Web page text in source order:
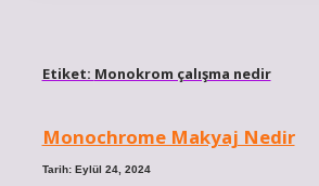
Etiket: Monokrom çalışma nedir
Monochrome Makyaj Nedir
Tarih: Eylül 24, 2024